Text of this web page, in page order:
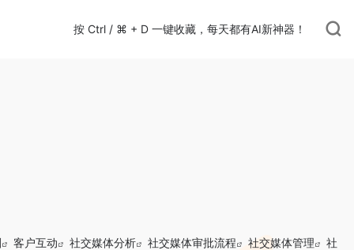
按 Ctrl / ⌘ + D 一键收藏，每天都有AI新神器！
客户互动 社交媒体分析 社交媒体审批流程 社交媒体管理
社